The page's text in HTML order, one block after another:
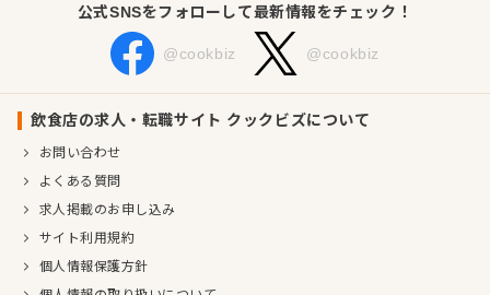
公式SNSをフォローして最新情報をチェック！
@cookbiz @cookbiz
飲食店の求人・転職サイト クックビズについて
お問い合わせ
よくある質問
求人掲載のお申し込み
サイト利用規約
個人情報保護方針